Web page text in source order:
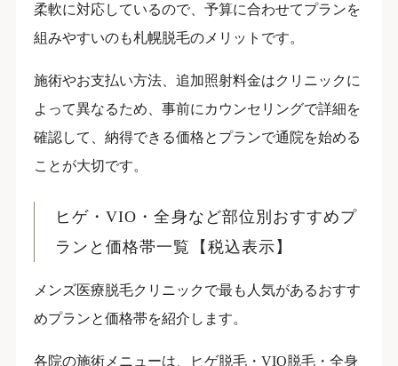
柔軟に対応しているので、予算に合わせてプランを
組みやすいのも札幌脱毛のメリットです。
施術やお支払い方法、追加照射料金はクリニックに
よって異なるため、事前にカウンセリングで詳細を
確認して、納得できる価格とプランで通院を始める
ことが大切です。
ヒゲ・VIO・全身など部位別おすすめプ
ランと価格帯一覧【税込表示】
メンズ医療脱毛クリニックで最も人気があるおすす
めプランと価格帯を紹介します。
各院の施術メニューは、ヒゲ脱毛・VIO脱毛・全身